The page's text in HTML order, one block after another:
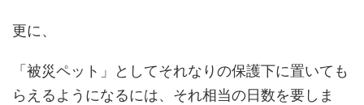
更に、
「被災ペット」としてそれなりの保護下に置いても
らえるようになるには、それ相当の日数を要しま